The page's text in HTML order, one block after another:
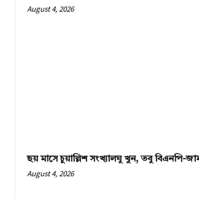
August 4, 2026
ছয় মাসে চুয়াল্লিশ সংখ্যালঘু খুন, তবু বিএনপি-
August 4, 2026